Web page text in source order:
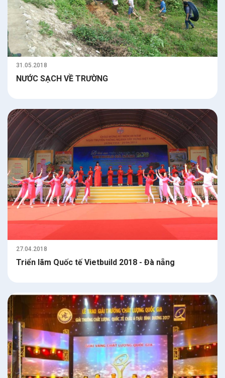
31.05.2018
NƯỚC SẠCH VỀ TRƯỜNG
27.04.2018
Triển lãm Quốc tế Vietbuild 2018 - Đà nẵng